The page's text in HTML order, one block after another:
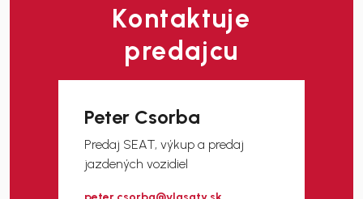
Kontaktuje
predajcu
Peter Csorba
Predaj SEAT, výkup a predaj
jazdených vozidiel